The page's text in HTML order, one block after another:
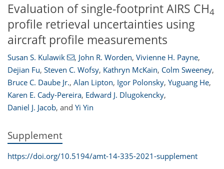
Evaluation of single-footprint AIRS CH4
profile retrieval uncertainties using
aircraft profile measurements
Susan S. Kulawik , John R. Worden, Vivienne H. Payne,
Dejian Fu, Steven C. Wofsy, Kathryn McKain, Colm Sweeney,
Bruce C. Daube Jr., Alan Lipton, Igor Polonsky, Yuguang He,
Karen E. Cady-Pereira, Edward J. Dlugokencky,
Daniel J. Jacob, and Yi Yin
Supplement
https://doi.org/10.5194/amt-14-335-2021-supplement